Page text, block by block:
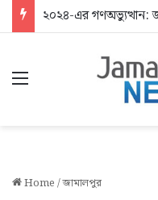
২০২৪-এর গণঅভ্যুত্থান:
Menu
Home/জামালপুর